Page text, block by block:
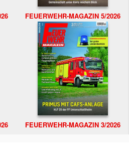
FEUERWEHR-MAGAZIN 5/2026
FEUERWEHR-MAGAZIN 3/2026